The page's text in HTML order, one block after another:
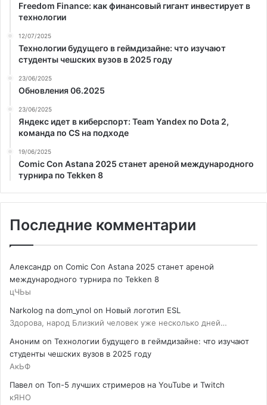
Freedom Finance: как финансовый гигант инвестирует в
технологии
12/07/2025
Технологии будущего в геймдизайне: что изучают
студенты чешских вузов в 2025 году
23/06/2025
Обновления 06.2025
23/06/2025
Яндекс идет в киберспорт: Team Yandex по Dota 2,
команда по CS на подходе
19/06/2025
Comic Con Astana 2025 станет ареной международного
турнира по Tekken 8
Последние комментарии
Александр on Comic Con Astana 2025 станет ареной
международного турнира по Tekken 8
цЧЬы
Narkolog na dom_ynol on Новый логотип ESL
Здорова, народ Близкий человек уже несколько дней…
Аноним on Технологии будущего в геймдизайне: что изучают
студенты чешских вузов в 2025 году
АкЬФ
Павел on Топ-5 лучших стримеров на YouTube и Twitch
кЯНО